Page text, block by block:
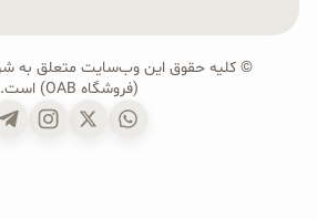
© کلیه حقوق این وب‌سایت متعلق به
(فروشگاه OAB) است.